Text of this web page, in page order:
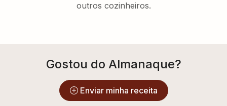
outros cozinheiros.
Gostou do Almanaque?
Enviar minha receita